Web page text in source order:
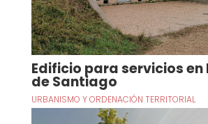
Edificio para servicios
de Santiago
URBANISMO Y ORDENACIÓN TERRITORIAL